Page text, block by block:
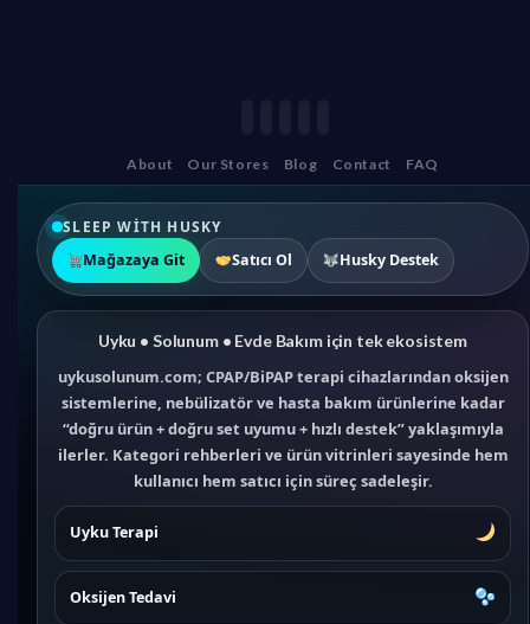
About Our Stores Blog Contact FAQ
SLEEP WITH HUSKY
Mağazaya Git
Satıcı Ol Husky Destek
Uyku • Solunum • Evde Bakım için tek ekosistem
uykusolunum.com; CPAP/BiPAP terapi cihazlarından oksijen
sistemlerine, nebülizatör ve hasta bakım ürünlerine kadar
“doğru ürün + doğru set uyumu + hızlı destek” yaklaşımıyla
ilerler. Kategori rehberleri ve ürün vitrinleri sayesinde hem
kullanıcı hem satıcı için süreç sadeleşir.
Uyku Terapi
Oksijen Tedavi